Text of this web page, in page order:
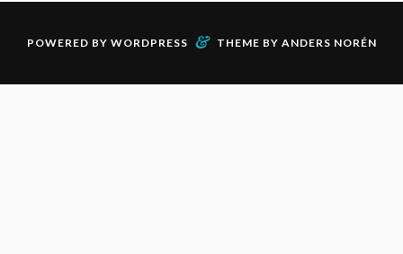
POWERED BY WORDPRESS & THEME BY ANDERS NORÉN